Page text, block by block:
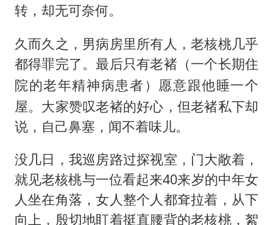
转，却无可奈何。
久而久之，男病房里所有人，老核桃几乎
都得罪完了。最后只有老褚（一个长期住
院的老年精神病患者 ）愿意跟他睡一个
屋。大家赞叹老褚的好心，但老褚私下却
说，自己鼻塞，闻不着味儿。
没几日，我巡房路过探视室，门大敞着，
就见老核桃与一位看起来40来岁的中年女
人坐在角落，女人整个人都耷拉着，从下
向上，殷切地盯着挺直腰背的老核桃，絮